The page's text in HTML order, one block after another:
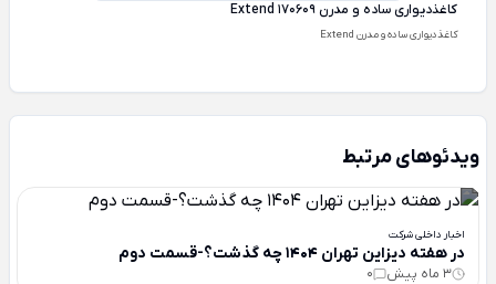
کاغذدیواری ساده و مدرن Extend 170609
کاغذدیواری ساده و مدرن Extend
ویدئوهای مرتبط
اخبار داخلی شرکت
در هفته دیزاین تهران 1404 چه گذشت؟-قسمت دوم
3 ماه پیش 0